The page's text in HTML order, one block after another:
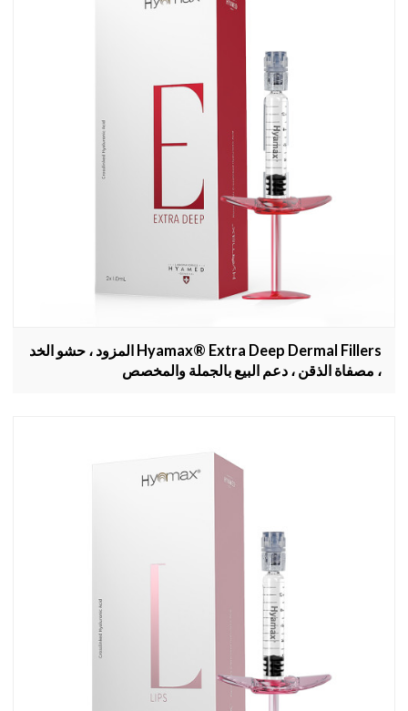
Hyamax® Extra Deep Dermal Fillers المزود ، حشو الخد
، مصفاة الذقن ، دعم البيع بالجملة والمخصص